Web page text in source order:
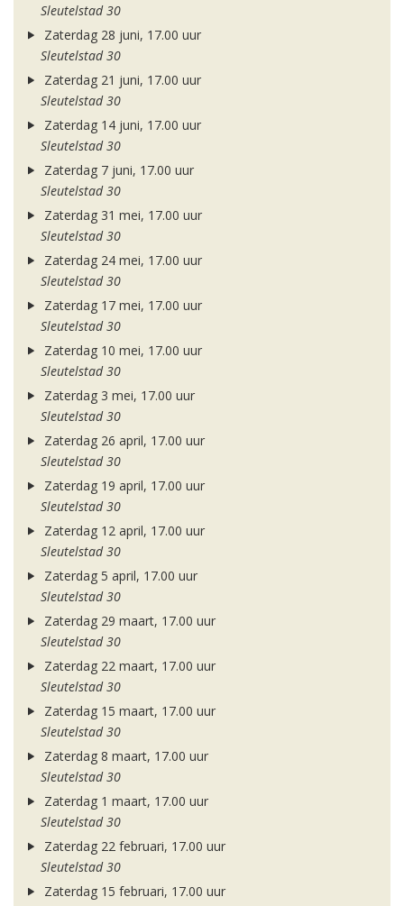
Sleutelstad 30
Zaterdag 28 juni, 17.00 uur
Sleutelstad 30
Zaterdag 21 juni, 17.00 uur
Sleutelstad 30
Zaterdag 14 juni, 17.00 uur
Sleutelstad 30
Zaterdag 7 juni, 17.00 uur
Sleutelstad 30
Zaterdag 31 mei, 17.00 uur
Sleutelstad 30
Zaterdag 24 mei, 17.00 uur
Sleutelstad 30
Zaterdag 17 mei, 17.00 uur
Sleutelstad 30
Zaterdag 10 mei, 17.00 uur
Sleutelstad 30
Zaterdag 3 mei, 17.00 uur
Sleutelstad 30
Zaterdag 26 april, 17.00 uur
Sleutelstad 30
Zaterdag 19 april, 17.00 uur
Sleutelstad 30
Zaterdag 12 april, 17.00 uur
Sleutelstad 30
Zaterdag 5 april, 17.00 uur
Sleutelstad 30
Zaterdag 29 maart, 17.00 uur
Sleutelstad 30
Zaterdag 22 maart, 17.00 uur
Sleutelstad 30
Zaterdag 15 maart, 17.00 uur
Sleutelstad 30
Zaterdag 8 maart, 17.00 uur
Sleutelstad 30
Zaterdag 1 maart, 17.00 uur
Sleutelstad 30
Zaterdag 22 februari, 17.00 uur
Sleutelstad 30
Zaterdag 15 februari, 17.00 uur